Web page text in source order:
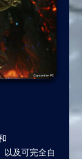
以及可完全自